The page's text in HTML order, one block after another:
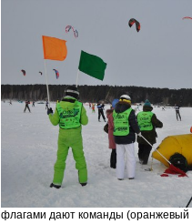
флагами дают команды (оранжевый